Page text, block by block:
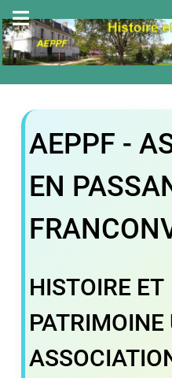
AEPPF -
EN
HISTOIRE ET
PATRIMOINE